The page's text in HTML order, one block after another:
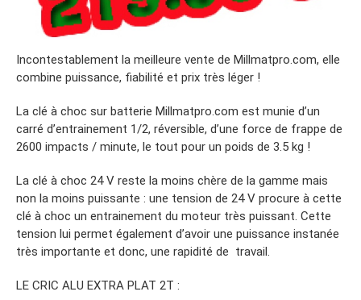
Incontestablement la meilleure vente de Millmatpro.com, elle
combine puissance, fiabilité et prix très léger !
La clé à choc sur batterie Millmatpro.com est munie d’un
carré d’entrainement 1/2, réversible, d’une force de frappe de
2600 impacts / minute, le tout pour un poids de 3.5 kg !
La clé à choc 24 V reste la moins chère de la gamme mais
non la moins puissante : une tension de 24 V procure à cette
clé à choc un entrainement du moteur très puissant. Cette
tension lui permet également d’avoir une puissance instanée
très importante et donc, une rapidité de travail.
LE CRIC ALU EXTRA PLAT 2T :